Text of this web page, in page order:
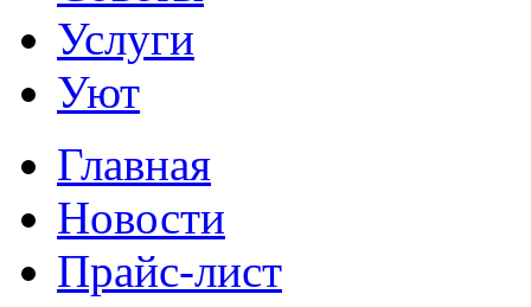
Услуги
Уют
Главная
Новости
Прайс-лист